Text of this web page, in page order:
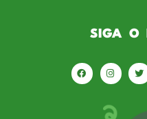
SIGA O